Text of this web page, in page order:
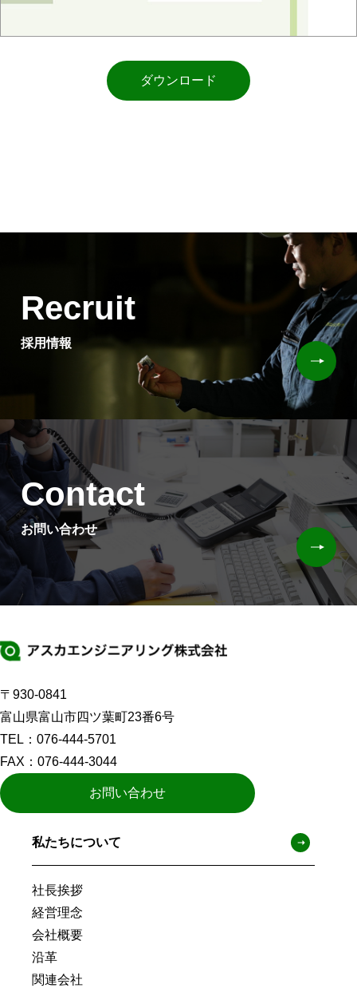
ダウンロード
Recruit
採用情報
Contact
お問い合わせ
〒930-0841
富山県富山市四ツ葉町23番6号
TEL： 076-444-5701
FAX：076-444-3044
お問い合わせ
私たちについて
社長挨拶
経営理念
会社概要
沿革
関連会社